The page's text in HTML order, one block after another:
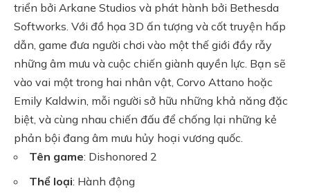
triển bởi Arkane Studios và phát hành bởi Bethesda
Softworks. Với đồ họa 3D ấn tượng và cốt truyện hấp
dẫn, game đưa người chơi vào một thế giới đầy rẫy
những âm mưu và cuộc chiến giành quyền lực. Bạn sẽ
vào vai một trong hai nhân vật, Corvo Attano hoặc
Emily Kaldwin, mỗi người sở hữu những khả năng đặc
biệt, và cùng nhau chiến đấu để chống lại những kẻ
phản bội đang âm mưu hủy hoại vương quốc.
Tên game: Dishonored 2
Thể loại: Hành động